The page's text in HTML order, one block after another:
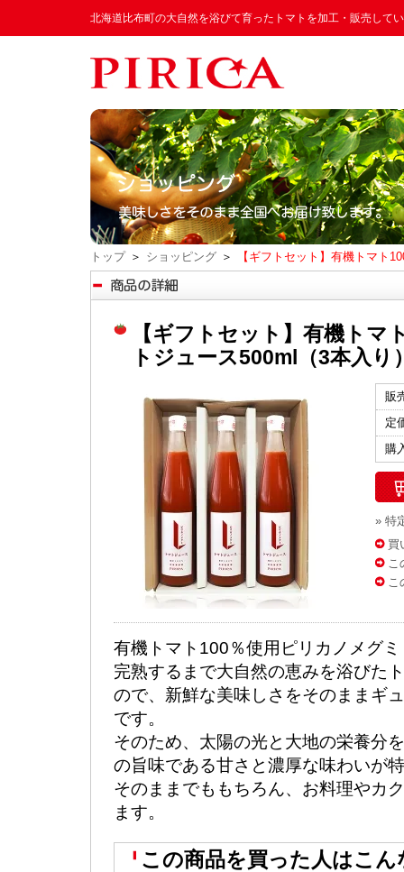
北海道比布町の大自然を浴びて育ったトマトを加工・販売して
トップ ＞ ショッピング ＞ 【ギフトセット】有機トマト
【ギフトセット】有機ト
トジュース500ml（3本入り
販
定
購
» 特
買
こ
こ
有機トマト100％使用ピリカノメグ
完熟するまで大自然の恵みを浴びた
ので、新鮮な美味しさをそのままギ
です。
そのため、太陽の光と大地の栄養分
の旨味である甘さと濃厚な味わいが
そのままでももちろん、お料理やカ
ます。
この商品を買った人はこ